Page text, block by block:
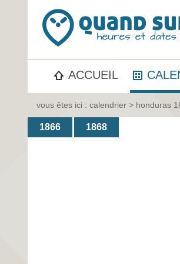
ACCUEIL
vous êtes ici : calendrier > honduras
1866 1868